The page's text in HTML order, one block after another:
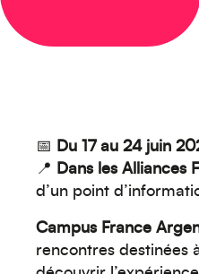
📅
Du 17 au 24 juin
📍
Dans les Alliances
d’un point
Campus France
rencontres destinées